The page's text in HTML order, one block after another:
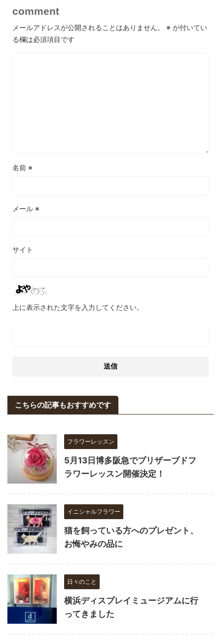
comment
メールアドレスが公開されることはありません。 ※ が付いてい
る欄は必須項目です
名前 ※
メール ※
サイト
上に表示された文字を入力してください。
こちらの記事もおすすめです
フラワーレッスン
5月13日博多阪急でプリザーブドフ
ラワーレッスン開催決定！
イニシャルフラワー
猫を飼っている方へのプレゼント、
お悔やみの品に
日々のこと
横浜ディスプレイミュージアムに行
ってきました